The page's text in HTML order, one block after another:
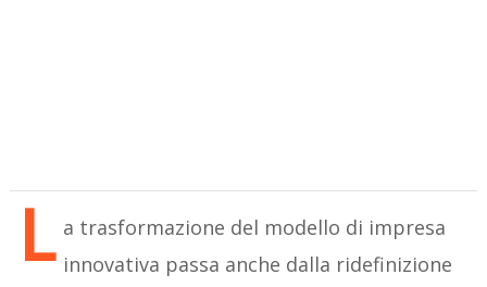
L a trasformazione del modello di impresa
innovativa passa anche dalla ridefinizione